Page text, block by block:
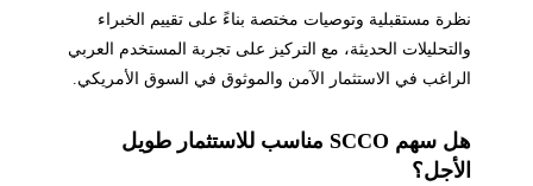
نظرة مستقبلية وتوصيات مختصة بناءً على تقييم الخبراء
والتحليلات الحديثة، مع التركيز على تجربة المستخدم العربي
الراغب في الاستثمار الآمن والموثوق في السوق الأمريكي.
هل سهم SCCO مناسب للاستثمار طويل
الأجل؟